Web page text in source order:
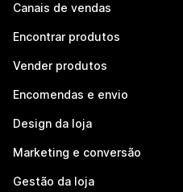
Canais de vendas
Encontrar produtos
Vender produtos
Encomendas e envio
Design da loja
Marketing e conversão
Gestão da loja